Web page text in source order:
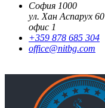
София 1000
ул. Хан Аспарух 60
офис 1
+359 878 685 304
office@nitbg.com